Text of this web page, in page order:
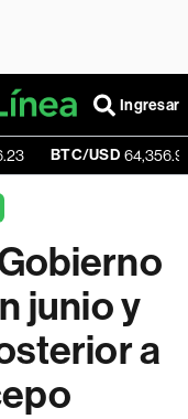
Ingresar
USD 64,356.92 -
junio y
a